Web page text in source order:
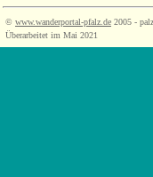
© www.wanderportal-pfalz.de 2005 -
Überarbeitet im Mai 2021